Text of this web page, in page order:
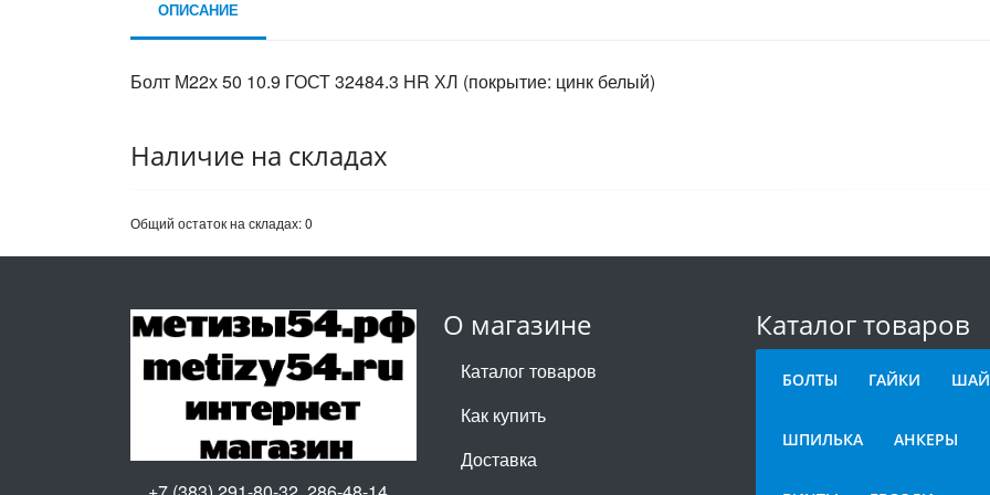
ОПИСАНИЕ
Болт М22х 50 10.9 ГОСТ 32484.3 HR ХЛ (покрытие: цинк белый)
Наличие на складах
Общий остаток на складах:0
О магазине
Каталог товаров
Как купить
Доставка
Каталог товаров
БОЛТЫ ГАЙКИ
ШПИЛЬКА АНКЕРЫ